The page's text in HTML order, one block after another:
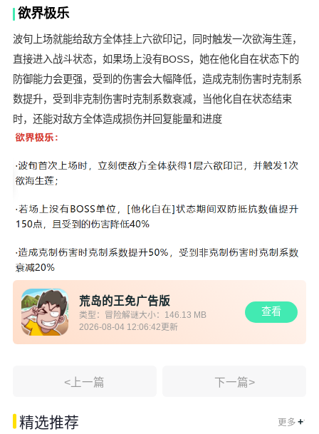
欲界极乐
波旬上场就能给敌方全体挂上六欲印记，同时触发一次欲海生莲，
直接进入战斗状态，如果场上没有BOSS，她在他化自在状态下的
防御能力会更强，受到的伤害会大幅降低，造成克制伤害时克制系
数提升，受到非克制伤害时克制系数衰减，当他化自在状态结束
时，还能对敌方全体造成损伤并回复能量和进度
荒岛的王免广告版
类型： 冒险解谜大小： 146.13 MB
2026-08-04 12:06:42 更新
查看
<上一篇 下一篇>
精选推荐 更多 +.